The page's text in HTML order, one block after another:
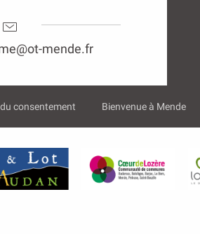
mende.fr
consentement Bienvenue à Mende